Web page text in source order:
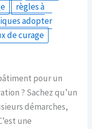
règles à
adopter
de curage
pour un
? Sachez qu’un
démarches,
une